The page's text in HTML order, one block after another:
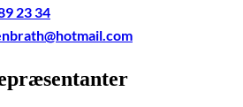
23 34